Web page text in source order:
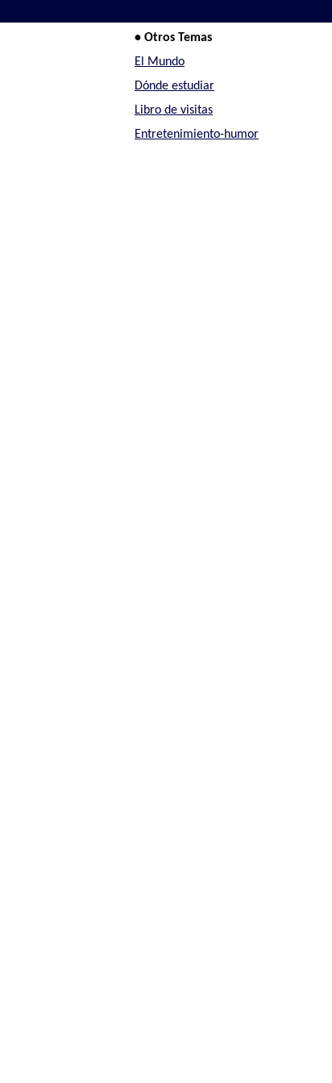
• Otros Temas
El Mundo
Dónde estudiar
Libro de visitas
Entretenimiento-humor